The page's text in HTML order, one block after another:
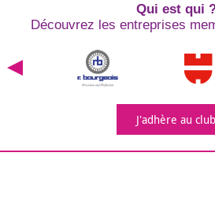
Qui est qui
Découvrez les entreprises
J'adhèreau club